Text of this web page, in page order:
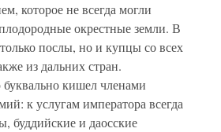
которое не всегда могли
окрестные земли. В
послы, но и купцы со всех
из дальних стран.
кишел членами
к услугам императора всегда
буддийские и даосские